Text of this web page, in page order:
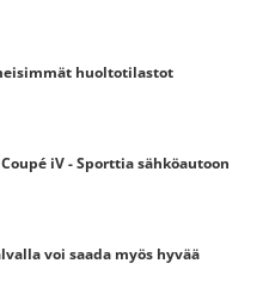
huoltotilastot
Coupé iV - Sporttia sähköautoon
voi saada myös hyvää